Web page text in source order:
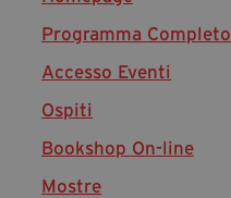
Media & Press
News & Kit
Accrediti Stampa
Cartella Stampa
Programma Completo
Accesso Eventi
Ospiti
Bookshop On-line
Mostre